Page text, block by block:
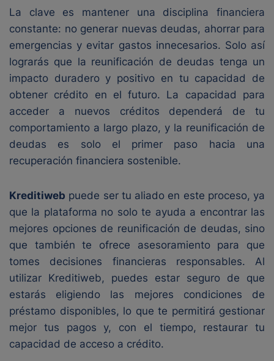
La clave es mantener una disciplina financiera
constante: no generar nuevas deudas, ahorrar para
emergencias y evitar gastos innecesarios. Solo así
lograrás que la reunificación de deudas tenga un
impacto duradero y positivo en tu capacidad de
obtener crédito en el futuro. La capacidad para
acceder a nuevos créditos dependerá de tu
comportamiento a largo plazo, y la reunificación de
deudas es solo el primer paso hacia una
recuperación financiera sostenible.
Kreditiweb puede ser tu aliado en este proceso, ya
que la plataforma no solo te ayuda a encontrar las
mejores opciones de reunificación de deudas, sino
que también te ofrece asesoramiento para que
tomes decisiones financieras responsables. Al
utilizar Kreditiweb, puedes estar seguro de que
estarás eligiendo las mejores condiciones de
préstamo disponibles, lo que te permitirá gestionar
mejor tus pagos y, con el tiempo, restaurar tu
capacidad de acceso a crédito.